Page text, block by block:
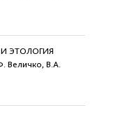
И ЭТОЛОГИЯ
Величко, В.А.